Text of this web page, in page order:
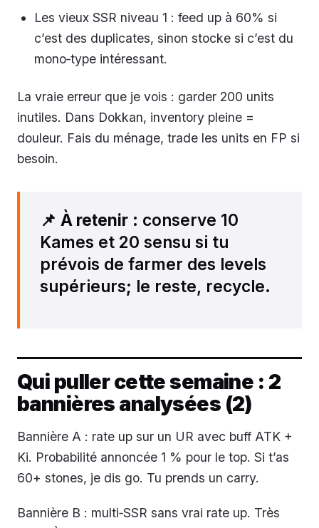
Les vieux SSR niveau 1 : feed up à 60% si
c’est des duplicates, sinon stocke si c’est du
mono‑type intéressant.
La vraie erreur que je vois : garder 200 units
inutiles. Dans Dokkan, inventory pleine =
douleur. Fais du ménage, trade les units en FP si
besoin.
📌 À retenir : conserve 10
Kames et 20 sensu si tu
prévois de farmer des levels
supérieurs; le reste, recycle.
Qui puller cette semaine : 2
bannières analysées (2)
Bannière A : rate up sur un UR avec buff ATK +
Ki. Probabilité annoncée 1 % pour le top. Si t’as
60+ stones, je dis go. Tu prends un carry.
Bannière B : multi‑SSR sans vrai rate up. Très